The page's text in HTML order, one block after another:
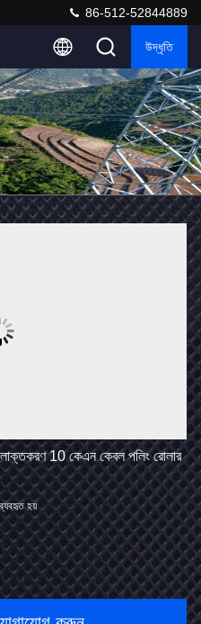
86-512-52844889
উদ্ধৃতি
10 কেএন কেবল পলিং রোলার
হয়